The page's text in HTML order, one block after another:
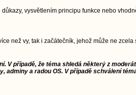
vysvětlením principu funkce nebo
než vy, tak i začátečník, jehož může ne
V případě, že téma shledá některý z
a radou OS. V případě schválení